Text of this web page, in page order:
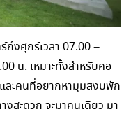
งศุกร์เวลา 07.00 –
น. เหมาะทั้งสำหรับคอ
ละคนที่อยากหามุมสงบพัก
สะดวก จะมาคนเดียว มา